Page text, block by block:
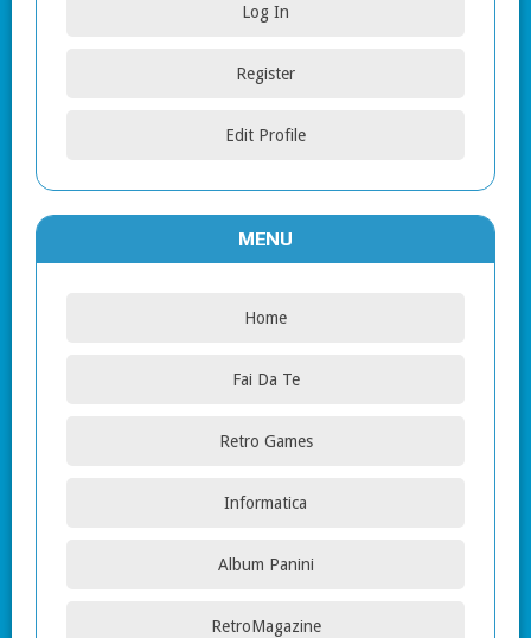
Log In
Register
Edit Profile
MENU
Home
Fai Da Te
Retro Games
Informatica
Album Panini
RetroMagazine